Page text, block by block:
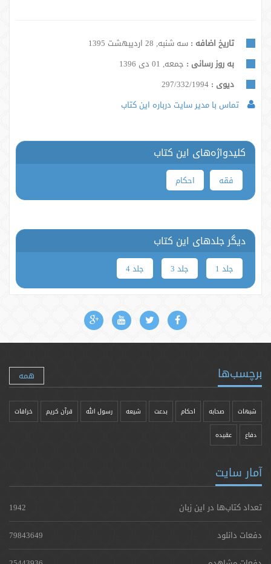
تاریخ اضافه : سه شنبه, 28 اردیبهشت 1395
به روز رسانی : جمعه, 01 دی 1396
دیوی : 297/332/1994
تماس با مدیر سایت درباره این کتاب
کلیدواژه‌های این کتاب
فقه احکام
دیگر جلدهای این کتاب
جلد 1 جلد 3 جلد 4
برچسب‌ها همه
شبهات صحابه احکام بدعت شیعه رسول الله قرآن کریم خرافات
دفاع عقیده
آمار سایت
تعداد کتاب‌ها در این زبان
1942
دفعات دانلود
79843649